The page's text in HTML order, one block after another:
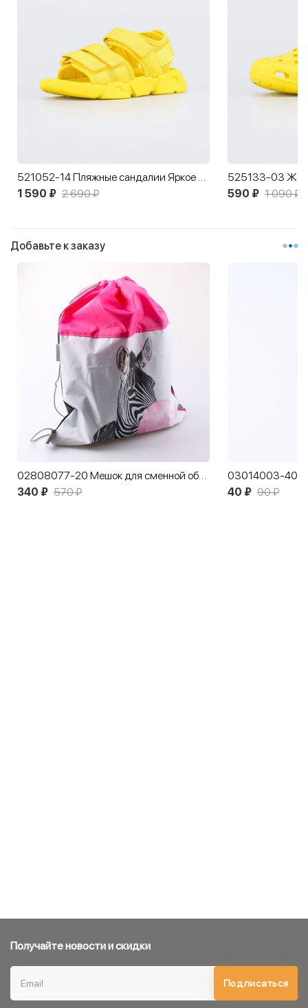
521052-14 Пляжные сандалии Яркое лето
1 590 ₽ 2 690 ₽
525133-03
590 ₽ 1 090 ₽
Добавьте к заказу
02808077-20 Мешок для сменной обуви Зебра
340 ₽ 570 ₽ 40 ₽ 90 ₽
Получайте новости и скидки
Подписаться